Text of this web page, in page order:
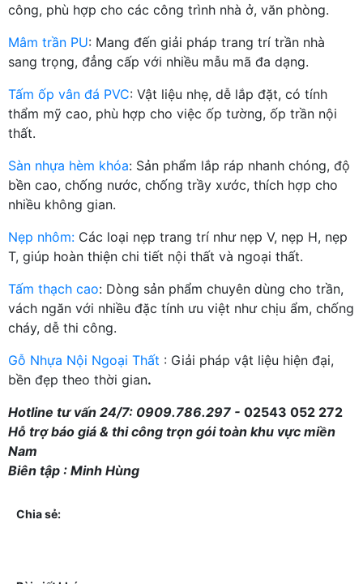
công, phù hợp cho các công trình nhà ở, văn phòng.
Mâm trần PU: Mang đến giải pháp trang trí trần nhà
sang trọng, đẳng cấp với nhiều mẫu mã đa dạng.
Tấm ốp vân đá PVC: Vật liệu nhẹ, dễ lắp đặt, có tính
thẩm mỹ cao, phù hợp cho việc ốp tường, ốp trần nội
thất.
Sàn nhựa hèm khóa: Sản phẩm lắp ráp nhanh chóng, độ
bền cao, chống nước, chống trầy xước, thích hợp cho
nhiều không gian.
Nẹp nhôm: Các loại nẹp trang trí như nẹp V, nẹp H, nẹp
T, giúp hoàn thiện chi tiết nội thất và ngoại thất.
Tấm thạch cao: Dòng sản phẩm chuyên dùng cho trần,
vách ngăn với nhiều đặc tính ưu việt như chịu ẩm, chống
cháy, dễ thi công.
Gỗ Nhựa Nội Ngoại Thất : Giải pháp vật liệu hiện đại,
bền đẹp theo thời gian.
Hotline tư vấn 24/7: 0909.786.297 - 02543 052 272
Hỗ trợ báo giá & thi công trọn gói toàn khu vực miền
Nam
Biên tập : Minh Hùng
Chia sẻ: